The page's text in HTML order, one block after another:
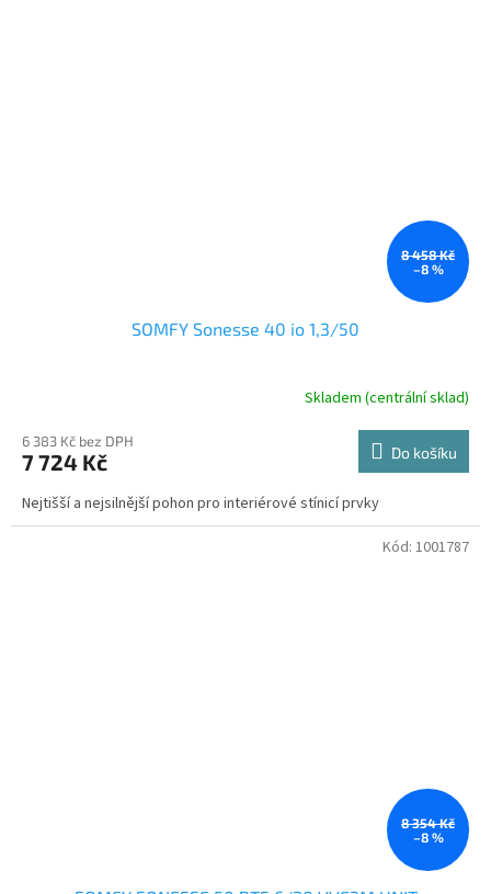
8 458 Kč
–8 %
SOMFY Sonesse 40 io 1,3/50
Skladem (centrální sklad)
6 383 Kč bez DPH
7 724 Kč Do košíku
Nejtišší a nejsilnější pohon pro interiérové stínicí prvky
8 354 Kč
–8 %
Kód: 1001787